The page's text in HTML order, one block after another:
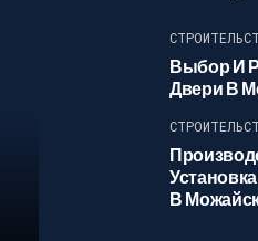
Выбор И
Двери В
В